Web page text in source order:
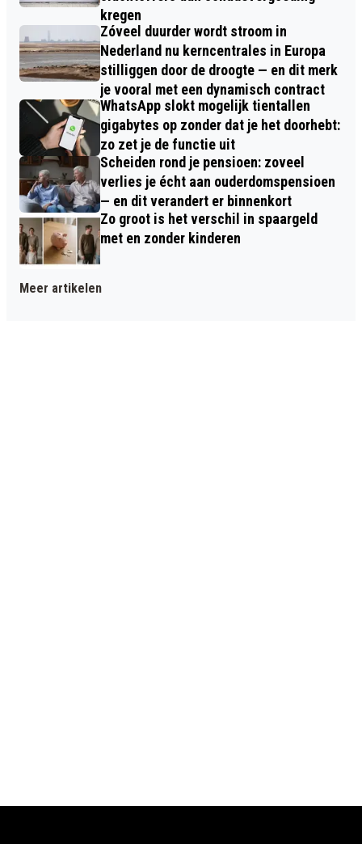
kregen
Zóveel duurder wordt stroom in
Nederland nu kerncentrales in Europa
stilliggen door de droogte — en dit merk
je vooral met een dynamisch contract
WhatsApp slokt mogelijk tientallen
gigabytes op zonder dat je het doorhebt:
zo zet je de functie uit
Scheiden rond je pensioen: zoveel
verlies je écht aan ouderdomspensioen
— en dit verandert er binnenkort
Zo groot is het verschil in spaargeld
met en zonder kinderen
Meer artikelen